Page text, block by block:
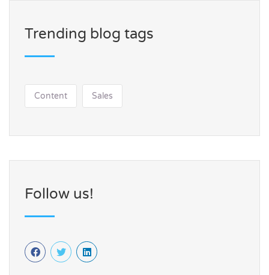
Trending blog tags
Content Sales
Follow us!